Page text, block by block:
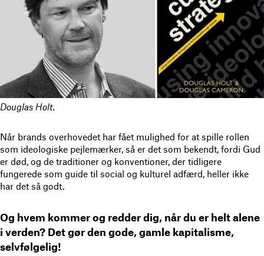
Douglas Holt.
Når brands overhovedet har fået mulighed for at spille rollen
som ideologiske pejlemærker, så er det som bekendt, fordi Gud
er død, og de traditioner og konventioner, der tidligere
fungerede som guide til social og kulturel adfærd, heller ikke
har det så godt.
Og hvem kommer og redder dig, når du er helt alene
i verden? Det gør den gode, gamle kapitalisme,
selvfølgelig!